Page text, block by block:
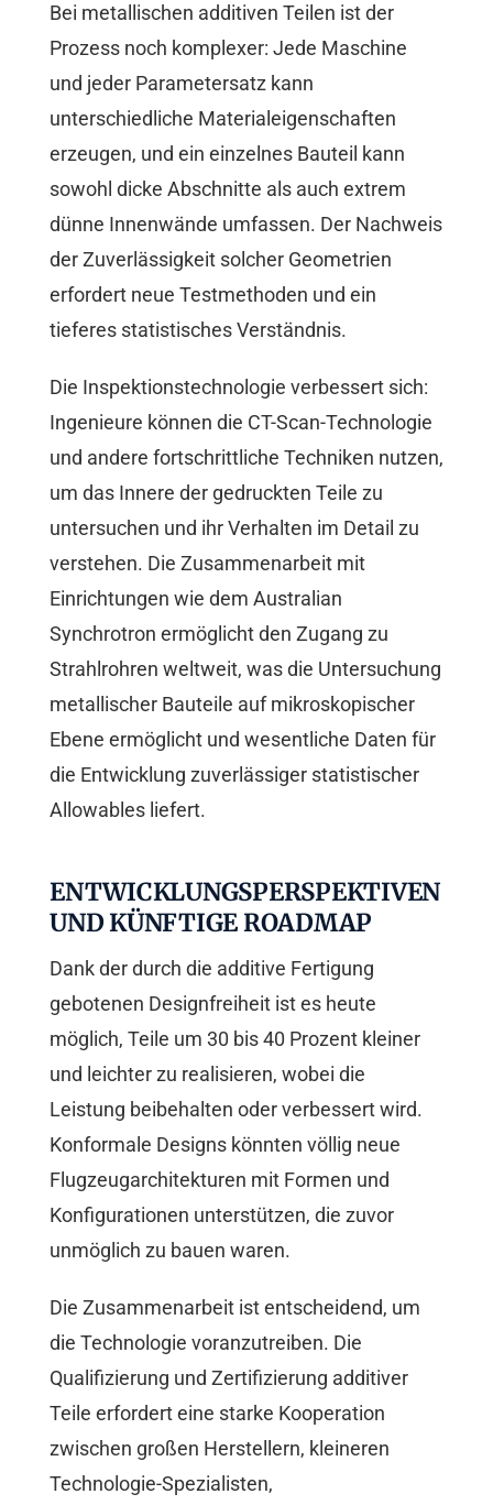
Bei metallischen additiven Teilen ist der
Prozess noch komplexer: Jede Maschine
und jeder Parametersatz kann
unterschiedliche Materialeigenschaften
erzeugen, und ein einzelnes Bauteil kann
sowohl dicke Abschnitte als auch extrem
dünne Innenwände umfassen. Der Nachweis
der Zuverlässigkeit solcher Geometrien
erfordert neue Testmethoden und ein
tieferes statistisches Verständnis.
Die Inspektionstechnologie verbessert sich:
Ingenieure können die CT-Scan-Technologie
und andere fortschrittliche Techniken nutzen,
um das Innere der gedruckten Teile zu
untersuchen und ihr Verhalten im Detail zu
verstehen. Die Zusammenarbeit mit
Einrichtungen wie dem Australian
Synchrotron ermöglicht den Zugang zu
Strahlrohren weltweit, was die Untersuchung
metallischer Bauteile auf mikroskopischer
Ebene ermöglicht und wesentliche Daten für
die Entwicklung zuverlässiger statistischer
Allowables liefert.
ENTWICKLUNGSPERSPEKTIVEN
UND KÜNFTIGE ROADMAP
Dank der durch die additive Fertigung
gebotenen Designfreiheit ist es heute
möglich, Teile um 30 bis 40 Prozent kleiner
und leichter zu realisieren, wobei die
Leistung beibehalten oder verbessert wird.
Konformale Designs könnten völlig neue
Flugzeugarchitekturen mit Formen und
Konfigurationen unterstützen, die zuvor
unmöglich zu bauen waren.
Die Zusammenarbeit ist entscheidend, um
die Technologie voranzutreiben. Die
Qualifizierung und Zertifizierung additiver
Teile erfordert eine starke Kooperation
zwischen großen Herstellern, kleineren
Technologie-Spezialisten,